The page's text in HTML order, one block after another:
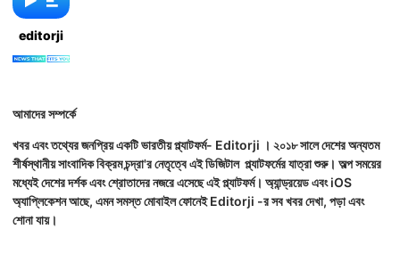
editorji
আমাদের সম্পর্কে
খবর এবং তথ্যের জনপ্রিয় একটি ভারতীয় প্ল্যাটফর্ম- Editorji । ২০১৮ সালে দেশের অন্যতম
শীর্ষস্থানীয় সাংবাদিক বিক্রম চন্দ্রা'র নেতৃত্বে এই ডিজিটাল প্ল্যাটফর্মের যাত্রা শুরু। অল্প সময়ের
মধ্যেই দেশের দর্শক এবং শ্রোতাদের নজরে এসেছে এই প্ল্যাটফর্ম। অ্যান্ড্রয়েড এবং iOS
অ্যাপ্লিকেশন আছে, এমন সমস্ত মোবাইল ফোনেই Editorji -র সব খবর দেখা, পড়া এবং
শোনা যায়।